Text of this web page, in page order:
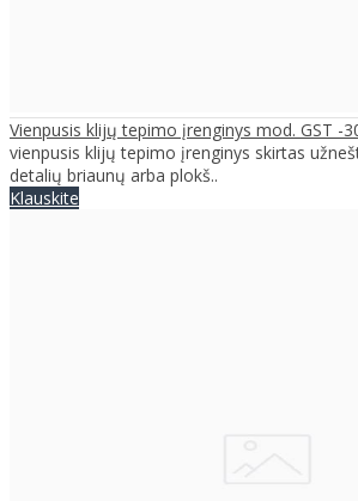
Vienpusis klijų tepimo įrenginys mod. GST -
vienpusis klijų tepimo įrenginys skirtas
detalių briaunų arba plokš..
Klauskite